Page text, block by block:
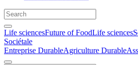
Life sciencesFuture of FoodLife sciences
Sociétale
Entreprise DurableAgriculture Durable